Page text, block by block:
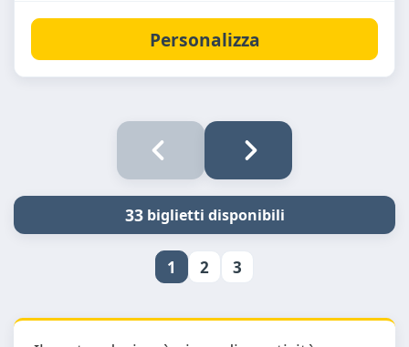
Personalizza
33biglietti disponibili
1 2 3